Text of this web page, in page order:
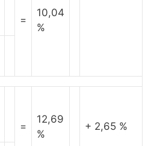
=
10,04
%
=
12,69
%
+ 2,65 %